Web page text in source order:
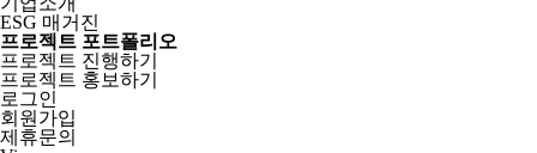
ESG 매거진
프로젝트 포트폴리오
프로젝트 진행하기
프로젝트 홍보하기
로그인
회원가입
제휴문의